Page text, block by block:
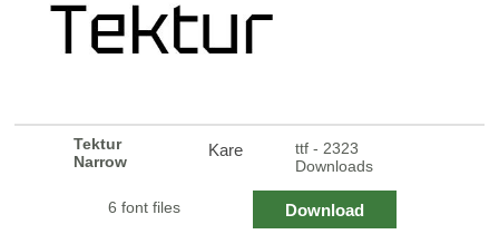
Tektur
Narrow
Kare
ttf - 2323
Downloads
6 font files Download